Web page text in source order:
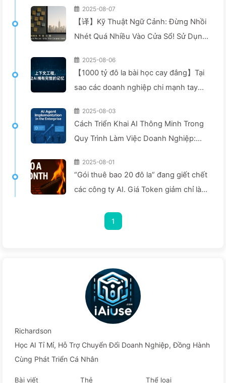
2025-08-07
【译】Kỹ Thuật Ngữ Cảnh: Đừng Nhồi
Nhét Quá Nhiều Vào Cửa Sổ! Sử Dụng
Cảnh Giác Với Sự Can Thiệp Gây Rối,
Để Chặn Âm Thanh Ở Bên Ngoài —
2025-08-06
【1000 tỷ đô la bài học cay đắng】Tại
sao các doanh nghiệp chi mạnh tay
vào những lúc then chốt, khiến đối
thủ đạt được 90% sự cải thiện hiệu
2025-08-03
Cách Triển Khai AI Thông Minh Trong
Quy Trình Làm Việc Doanh Nghiệp:
Năm 2025 — Chậm Rãi Học AI166
2025-08-01
“Gói thuê bao 20 đô la” đang giết chết
các công ty AI. Giá Token giảm chỉ là
chính là lòng tham của bạn — Học AI
1
Richardson
Học AI Tỉ Mỉ, Hỗ Trợ Chuyển Đổi Doanh Nghiệp, Đồng Hành
Cùng Phát Triển Cá Nhân
Bài viết Thẻ Thể loại